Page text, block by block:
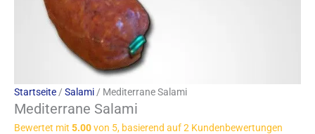
Startseite / Salami / Mediterrane Salami
Mediterrane Salami
Bewertet mit 5.00von 5, basierend auf2 Kundenbewertungen